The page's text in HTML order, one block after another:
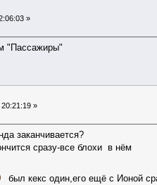
»
"Пассажиры"
»
заканчивается?
сразу-все блохи в нём
был кекс один,его ещё с Ионой